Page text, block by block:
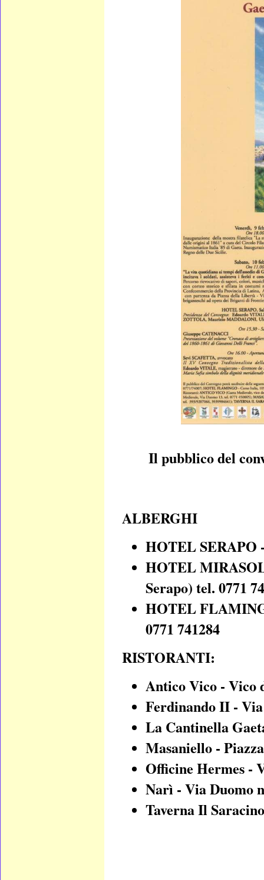
Il pubblico del
ALBERGHI
HOTEL SERAPO
HOTEL
Serapo) tel. 0771
HOTEL
0771 741284
RISTORANTI:
Antico Vico - Vico
Ferdinando II - Via
La Cantinella
Masaniello -
Officine Hermes -
Narì - Via Duomo
Taverna Il